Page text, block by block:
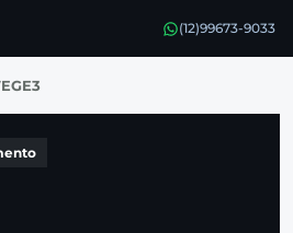
(12)99673-9033